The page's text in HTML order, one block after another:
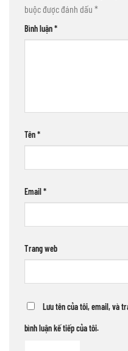
buộc được đánh dấu *
Bình luận*
Tên*
Email*
Trang web
Lưu tên của tôi, email, và
bình luận kế tiếp của tôi.